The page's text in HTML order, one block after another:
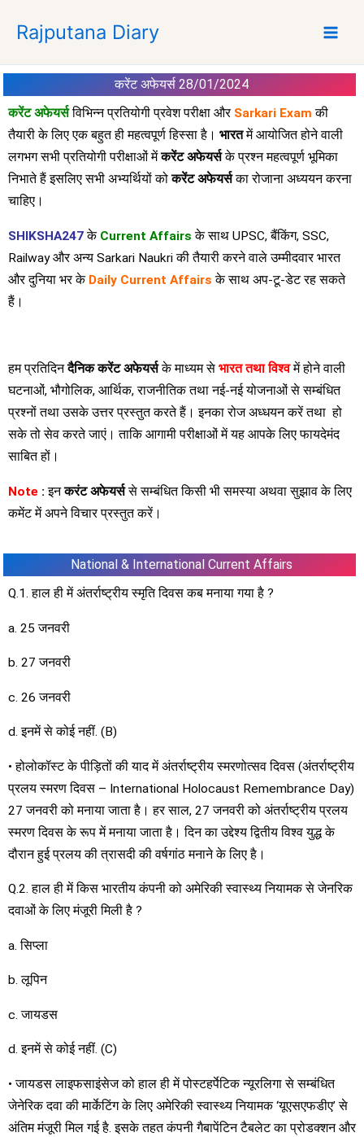
p
Rajputana Diary
करेंट अफेयर्स 28/01/2024
करेंट अफेयर्सविभिन्न प्रतियोगी प्रवेश परीक्षा और Sarkari Exam की
तैयारी के लिए एक बहुत ही महत्वपूर्ण हिस्सा है। भारतमें आयोजित होने वाली
लगभग सभी प्रतियोगी परीक्षाओं मेंकरेंट अफेयर्सके प्रश्न महत्वपूर्ण भूमिका
निभाते हैं इसलिए सभी अभ्यर्थियों कोकरेंट अफेयर्सका रोजाना अध्ययन करना
चाहिए।
SHIKSHA247केCurrent Affairsके साथ UPSC, बैंकिंग, SSC,
Railway और अन्य Sarkari Naukri की तैयारी करने वाले उम्मीदवार भारत
और दुनिया भर के Daily Current Affairs के साथ अप-टू-डेट रह सकते
हैं।
हम प्रतिदिनदैनिक करेंट अफेयर्सके माध्यम से भारत तथा विश्वमें होने वाली
घटनाओं, भौगोलिक, आर्थिक, राजनीतिक तथा नई-नई योजनाओं से सम्बंधित
प्रश्नों तथा उसके उत्तर प्रस्तुत करते हैं। इनका रोज अध्धयन करें तथा हो
सके तो सेव करते जाएं। ताकि आगामी परीक्षाओं में यह आपके लिए फायदेमंद
साबित हों।
Note : इनकरंट अफेयर्ससे सम्बंधित किसी भी समस्या अथवा सुझाव के लिए
कमेंट में अपने विचार प्रस्तुत करें।
National & International Current Affairs
Q.1. हाल ही में अंतर्राष्ट्रीय स्मृति दिवस कब मनाया गया है ?
a. 25 जनवरी
b. 27 जनवरी
c. 26 जनवरी
d. इनमें से कोई नहीं. (B)
• होलोकॉस्ट के पीड़ितों की याद में अंतर्राष्ट्रीय स्मरणोत्सव दिवस (अंतर्राष्ट्रीय
प्रलय स्मरण दिवस – International Holocaust Remembrance Day)
27 जनवरी को मनाया जाता है। हर साल, 27 जनवरी को अंतर्राष्ट्रीय प्रलय
स्मरण दिवस के रूप में मनाया जाता है। दिन का उद्देश्य द्वितीय विश्व युद्ध के
दौरान हुई प्रलय की त्रासदी की वर्षगांठ मनाने के लिए है।
Q.2. हाल ही में किस भारतीय कंपनी को अमेरिकी स्वास्थ्य नियामक से जेनरिक
दवाओं के लिए मंजूरी मिली है ?
a. सिप्ला
b. लूपिन
c. जायडस
d. इनमें से कोई नहीं. (C)
• जायडस लाइफसाइंसेज को हाल ही में पोस्टहर्पेटिक न्यूरलिगा से सम्बंधित
जेनेरिक दवा की मार्केटिंग के लिए अमेरिकी स्वास्थ्य नियामक ‘यूएसएफडीए’ से
अंतिम मंजूरी मिल गई है. इसके तहत कंपनी गैबापेंटिन टैबलेट का प्रोडक्शन और